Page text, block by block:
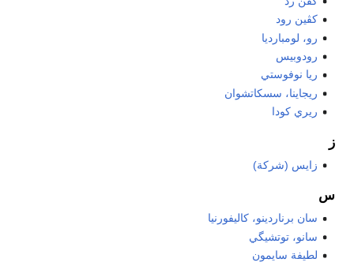
كڤين رود
رو، لومبارديا
رودوبيس
ريا نوفوستي
ريجاينا، سسكاتشوان
ريري كودا
ز
زايس (شركة)
س
سان برناردينو، كاليفورنيا
سانو، توتشيگي
لطيفة سايمون